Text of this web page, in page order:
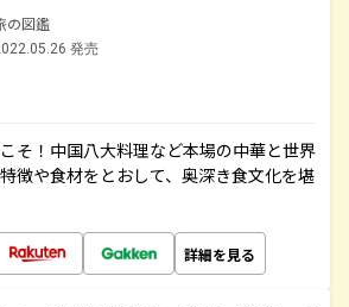
の図鑑
発売
そ！中国八大料理など本場の中華と世界
徴や食材をとおして、奥深き食文化を堪
詳細を見る